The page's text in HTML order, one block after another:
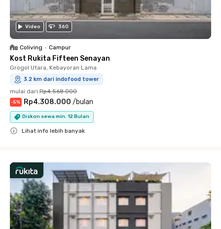
Video 360
Coliving • Campur
Kost Rukita Fifteen Senayan
Grogol Utara, Kebayoran Lama
3.2 km dari indofood tower
mulai dari Rp4.568.000
-5% Rp4.308.000 /bulan
Diskon sewa min. 12 Bulan
Lihat info lebih banyak